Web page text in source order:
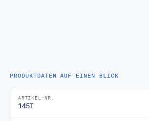
PRODUKTDATEN AUF EINEN BLICK
ARTIKEL-NR.
145I